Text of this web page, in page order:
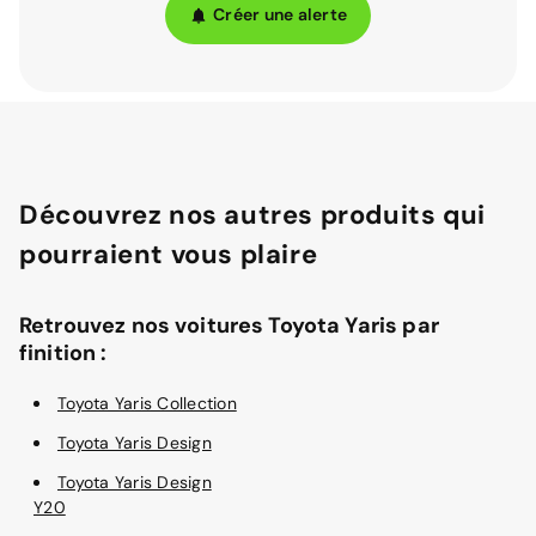
Créer une alerte
Découvrez nos autres produits qui
pourraient vous plaire
Retrouvez nos voitures Toyota Yaris par
finition :
Toyota Yaris Collection
Toyota Yaris Design
Toyota Yaris Design
Y20